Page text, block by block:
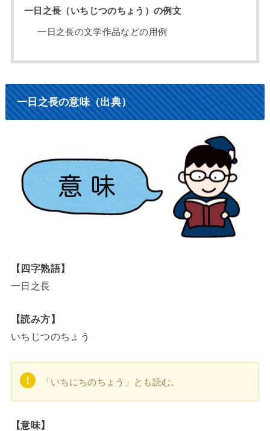
一日之長（いちじつのちょう）の例文
一日之長の文学作品などの用例
一日之長の意味（出典）
【四字熟語】
一日之長
【読み方】
いちじつのちょう
「いちにちのちょう」とも読む。
【意味】